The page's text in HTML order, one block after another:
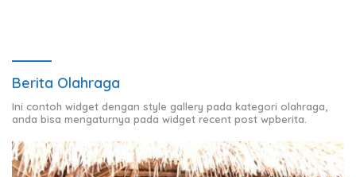
Berita Olahraga
Ini contoh widget dengan style gallery pada kategori olahraga,
anda bisa mengaturnya pada widget recent post wpberita.